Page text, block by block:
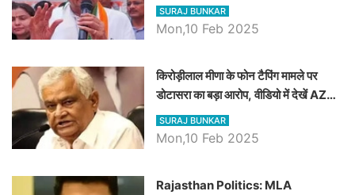
SURAJ BUNKAR
Mon,10 Feb 2025
किरोड़ीलाल मीणा के फोन टैपिंग मामले पर
डोटासरा का बड़ा आरोप, वीडियो में देखें AZ
बड़ी खबरें
SURAJ BUNKAR
Mon,10 Feb 2025
Rajasthan Politics: MLA